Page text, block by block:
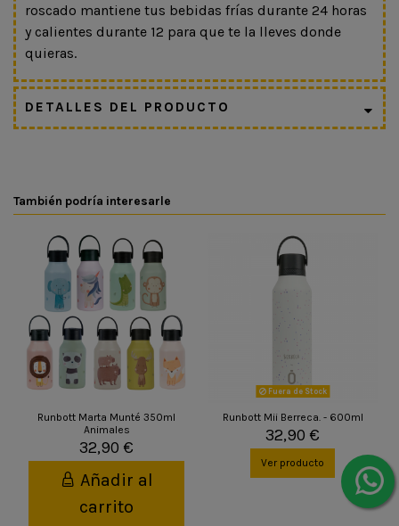
roscado mantiene tus bebidas frías durante 24 horas
y calientes durante 12 para que te la lleves donde
quieras.
DETALLES DEL PRODUCTO
También podría interesarle
Runbott Marta Munté 350ml
Animales
32,90 €
Añadir al
carrito
Fuera de Stock
Runbott Mii Berreca. - 600ml
32,90 €
Ver producto